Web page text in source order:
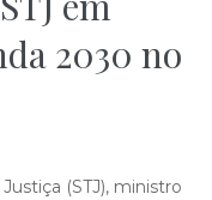
2030 no
(STJ), ministro